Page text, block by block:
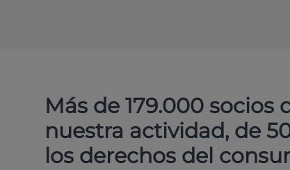
Más de 179.000 socios
nuestra actividad, de
los derechos del